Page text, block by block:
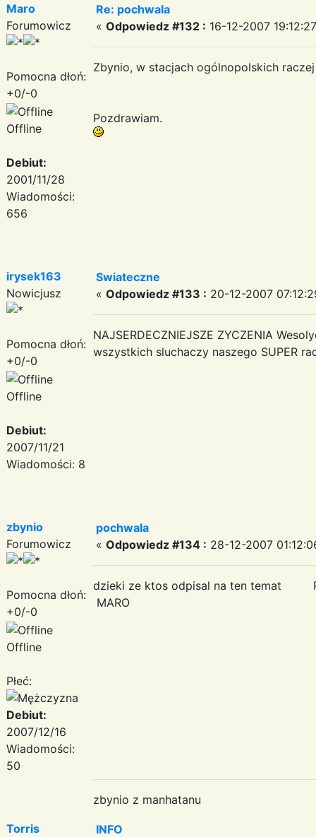
Maro
Forumowicz
Pomocna dłoń:
+0/-0
Offline
Debiut:
2001/11/28
Wiadomości:
656
Re: pochwala
« Odpowiedz #132 : 16-12-2007
Zbynio, w stacjach ogólnopolskich
Pozdrawiam.
irysek163
Nowicjusz
Pomocna dłoń:
+0/-0
Offline
Debiut:
2007/11/21
Wiadomości: 8
Swiateczne
« Odpowiedz #133 : 20-12-2007
NAJSERDECZNIEJSZE ZYCZENIA
wszystkich sluchaczy naszego SUPER
zbynio
Forumowicz
Pomocna dłoń:
+0/-0
Offline
Płeć:
Debiut:
2007/12/16
Wiadomości:
50
pochwala
« Odpowiedz #134 : 28-12-2007
dzieki ze ktos odpisal na ten temat
MARO
zbynio z manhatanu
Torris
INFO